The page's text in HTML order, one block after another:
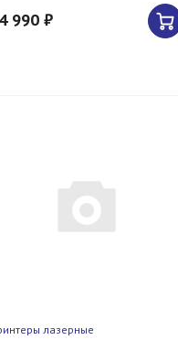
990 ₽
лазерные